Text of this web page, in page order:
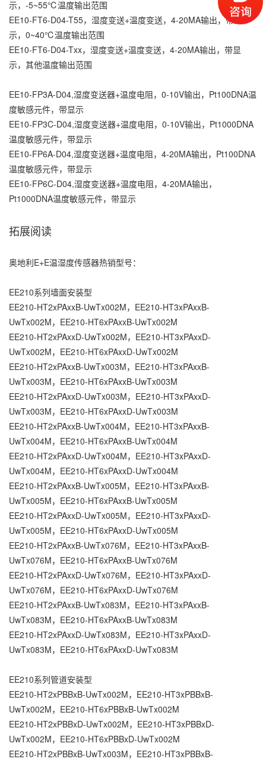
示，-5~55℃温度输出范围
EE10-FT6-D04-T55，湿度变送+温度变送，4-20MA输出，带显
示，0~40℃温度输出范围
EE10-FT6-D04-Txx，湿度变送+温度变送，4-20MA输出，带显
示，其他温度输出范围
EE10-FP3A-D04,湿度变送器+温度电阻，0-10V输出，Pt100DNA温
度敏感元件，带显示
EE10-FP3C-D04,湿度变送器+温度电阻，0-10V输出，Pt1000DNA
温度敏感元件，带显示
EE10-FP6A-D04,湿度变送器+温度电阻，4-20MA输出，Pt100DNA
温度敏感元件，带显示
EE10-FP6C-D04,湿度变送器+温度电阻，4-20MA输出，
Pt1000DNA温度敏感元件，带显示
拓展阅读
奥地利E+E温湿度传感器热销型号：
EE210系列墙面安装型
EE210-HT2xPAxxB-UwTx002M，EE210-HT3xPAxxB-
UwTx002M，EE210-HT6xPAxxB-UwTx002M
EE210-HT2xPAxxD-UwTx002M，EE210-HT3xPAxxD-
UwTx002M，EE210-HT6xPAxxD-UwTx002M
EE210-HT2xPAxxB-UwTx003M，EE210-HT3xPAxxB-
UwTx003M，EE210-HT6xPAxxB-UwTx003M
EE210-HT2xPAxxD-UwTx003M，EE210-HT3xPAxxD-
UwTx003M，EE210-HT6xPAxxD-UwTx003M
EE210-HT2xPAxxB-UwTx004M，EE210-HT3xPAxxB-
UwTx004M，EE210-HT6xPAxxB-UwTx004M
EE210-HT2xPAxxD-UwTx004M，EE210-HT3xPAxxD-
UwTx004M，EE210-HT6xPAxxD-UwTx004M
EE210-HT2xPAxxB-UwTx005M，EE210-HT3xPAxxB-
UwTx005M，EE210-HT6xPAxxB-UwTx005M
EE210-HT2xPAxxD-UwTx005M，EE210-HT3xPAxxD-
UwTx005M，EE210-HT6xPAxxD-UwTx005M
EE210-HT2xPAxxB-UwTx076M，EE210-HT3xPAxxB-
UwTx076M，EE210-HT6xPAxxB-UwTx076M
EE210-HT2xPAxxD-UwTx076M，EE210-HT3xPAxxD-
UwTx076M，EE210-HT6xPAxxD-UwTx076M
EE210-HT2xPAxxB-UwTx083M，EE210-HT3xPAxxB-
UwTx083M，EE210-HT6xPAxxB-UwTx083M
EE210-HT2xPAxxD-UwTx083M，EE210-HT3xPAxxD-
UwTx083M，EE210-HT6xPAxxD-UwTx083M
EE210系列管道安装型
EE210-HT2xPBBxB-UwTx002M，EE210-HT3xPBBxB-
UwTx002M，EE210-HT6xPBBxB-UwTx002M
EE210-HT2xPBBxD-UwTx002M，EE210-HT3xPBBxD-
UwTx002M，EE210-HT6xPBBxD-UwTx002M
EE210-HT2xPBBxB-UwTx003M，EE210-HT3xPBBxB-